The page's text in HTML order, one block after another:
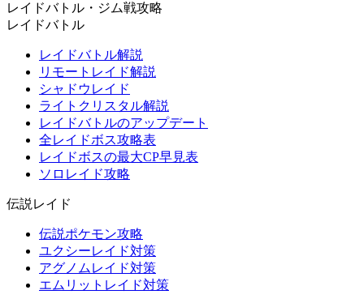
レイドバトル・ジム戦攻略
レイドバトル
レイドバトル解説
リモートレイド解説
シャドウレイド
ライトクリスタル解説
レイドバトルのアップデート
全レイドボス攻略表
レイドボスの最大CP早見表
ソロレイド攻略
伝説レイド
伝説ポケモン攻略
ユクシーレイド対策
アグノムレイド対策
エムリットレイド対策